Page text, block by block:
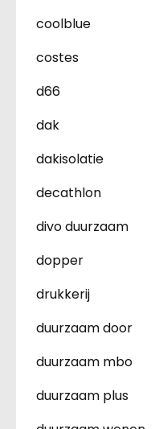
coolblue
costes
d66
dak
dakisolatie
decathlon
divo duurzaam
dopper
drukkerij
duurzaam door
duurzaam mbo
duurzaam plus